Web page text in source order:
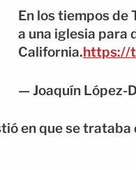
En los tiempos de
a una iglesia para
California.https://
— Joaquín López-
en que se